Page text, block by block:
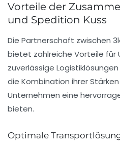
Vorteile der
und Spedition Kuss
Die Partnerschaft zwischen
bietet zahlreiche Vorteile für
zuverlässige
die Kombination ihrer
Unternehmen eine
bieten.
Optimale